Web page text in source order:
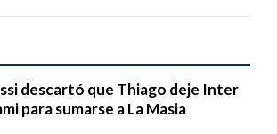
descartó que Thiago deje Inter
para sumarse a La Masia